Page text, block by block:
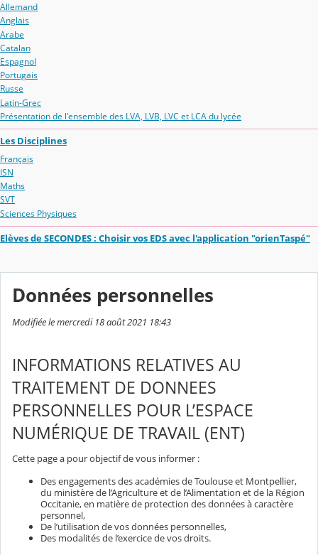
Allemand
Anglais
Arabe
Catalan
Espagnol
Portugais
Russe
Latin-Grec
Présentation de l'ensemble des LVA, LVB, LVC et LCA du lycée
Les Disciplines
Français
ISN
Maths
SVT
Sciences Physiques
Elèves de SECONDES : Choisir vos EDS avec l'application "orienTaspé"
Données personnelles
Modifiée le mercredi 18 août 2021 18:43
INFORMATIONS RELATIVES AU
TRAITEMENT DE DONNEES
PERSONNELLES POUR L’ESPACE
NUMÉRIQUE DE TRAVAIL (ENT)
Cette page a pour objectif de vous informer :
Des engagements des académies de Toulouse et Montpellier,
du ministère de l’Agriculture et de l’Alimentation et de la Région
Occitanie, en matière de protection des données à caractère
personnel,
De l’utilisation de vos données personnelles,
Des modalités de l’exercice de vos droits.